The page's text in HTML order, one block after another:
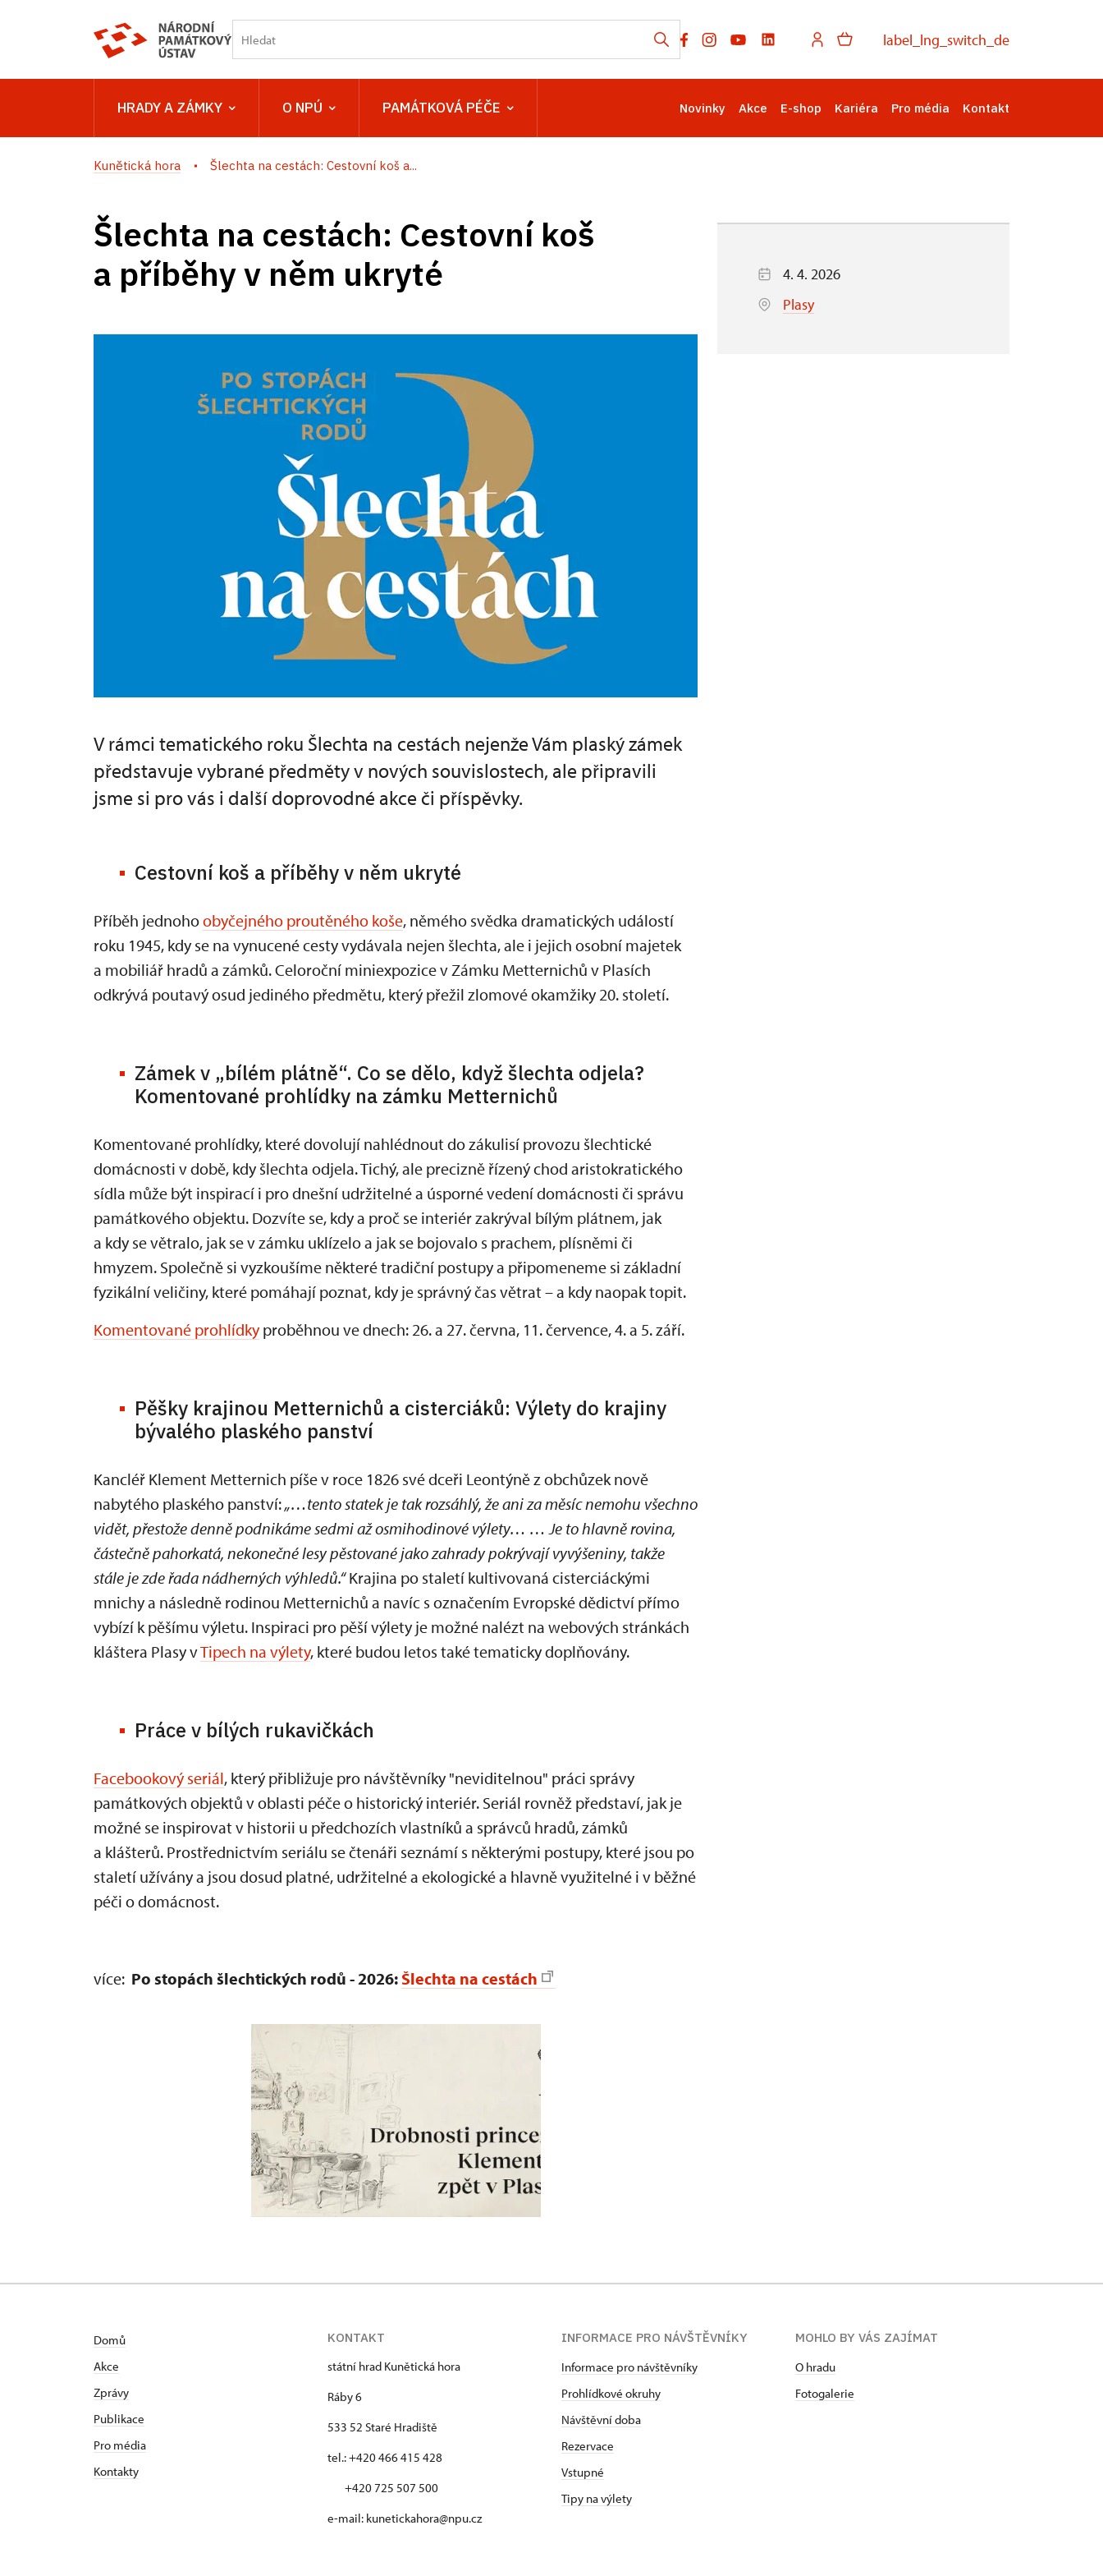
label_lng_switch_de
HRADY A ZÁMKY O NPÚ PAMÁTKOVÁ PÉČE Novinky Akce E-shop Kariéra Pro média Kontakt
Kunětická hora Šlechta na cestách: Cestovní koš a...
Šlechta na cestách: Cestovní koš
a příběhy v něm ukryté
V rámci tematického roku Šlechta na cestách nejenže Vám plaský zámek
představuje vybrané předměty v nových souvislostech, ale připravili
jsme si pro vás i další doprovodné akce či příspěvky.
Cestovní koš a příběhy v něm ukryté
Příběh jednohoobyčejného proutěného koše, němého svědka dramatických událostí
roku 1945, kdy se na vynucené cesty vydávala nejen šlechta, ale i jejich osobní majetek
a mobiliář hradů a zámků. Celoroční miniexpozice v Zámku Metternichů v Plasích
odkrývá poutavý osud jediného předmětu, který přežil zlomové okamžiky 20. století.
Zámek v „bílém plátně“. Co se dělo, když šlechta odjela?
Komentované prohlídky na zámku Metternichů
Komentované prohlídky, které dovolují nahlédnout do zákulisí provozu šlechtické
domácnosti v době, kdy šlechta odjela. Tichý, ale precizně řízený chod aristokratického
sídla může být inspirací i pro dnešní udržitelné a úsporné vedení domácnosti či správu
památkového objektu. Dozvíte se, kdy a proč se interiér zakrýval bílým plátnem, jak
a kdy se větralo, jak se v zámku uklízelo a jak se bojovalo s prachem, plísněmi či
hmyzem. Společně si vyzkoušíme některé tradiční postupy a připomeneme si základní
fyzikální veličiny, které pomáhají poznat, kdy je správný čas větrat – a kdy naopak topit.
Komentované prohlídkyproběhnou ve dnech: 26. a 27. června, 11. července, 4. a 5. září.
Pěšky krajinou Metternichů a cisterciáků: Výlety do krajiny
bývalého plaského panství
Kancléř Klement Metternich píše v roce 1826 své dceři Leontýně z obchůzek nově
nabytého plaského panství:„…tento statek je tak rozsáhlý, že ani za měsíc nemohu všechno
vidět, přestože denně podnikáme sedmi až osmihodinové výlety… … Je to hlavně rovina,
částečně pahorkatá, nekonečné lesy pěstované jako zahrady pokrývají vyvýšeniny, takže
stále je zde řada nádherných výhledů.“Krajina po staletí kultivovaná cisterciáckými
mnichy a následně rodinou Metternichů a navíc s označením Evropské dědictví přímo
vybízí k pěšímu výletu. Inspiraci pro pěší výlety je možné nalézt na webových stránkách
kláštera Plasy vTipech na výlety, které budou letos také tematicky doplňovány.
Práce v bílých rukavičkách
Facebookový seriál, který přibližuje pro návštěvníky "neviditelnou" práci správy
památkových objektů v oblasti péče o historický interiér. Seriál rovněž představí, jak je
možné se inspirovat v historii u předchozích vlastníků a správců hradů, zámků
a klášterů. Prostřednictvím seriálu se čtenáři seznámí s některými postupy, které jsou po
staletí užívány a jsou dosud platné, udržitelné a ekologické a hlavně využitelné i v běžné
péči o domácnost.
více: Po stopách šlechtických rodů - 2026: Šlechta na cestách
4. 4. 2026
Plasy
Domů
Akce
Zprávy
Publikace
Pro média
Kontakty
KONTAKT
státní hrad Kunětická hora
Ráby 6
533 52 Staré Hradiště
tel.: +420 466 415 428
+420 725 507 500
e-mail: kunetickahora@npu.cz
INFORMACE PRO NÁVŠTĚVNÍKY
Informace pro návštěvníky
Prohlídkové okruhy
Návštěvní doba
Rezervace
Vstupné
Tipy na výlety
MOHLO BY VÁS ZAJÍMAT
O hradu
Fotogalerie